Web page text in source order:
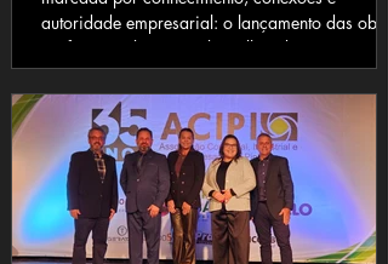
autoridade empresarial: o lançamento das obras
“Reforma Tributária sob o olhar dos
especialistas”, com participação de Andrea
Genesir Machado, e “O Poder do Network”, de
Cleilson Gazabin. O encontro reuniu
empresários, lideranças, convidados e
representantes do meio corporativo em um
ambiente voltado à troca de ideias,
fortalecimento de relações e valorização de
temas fundamentais para o presente